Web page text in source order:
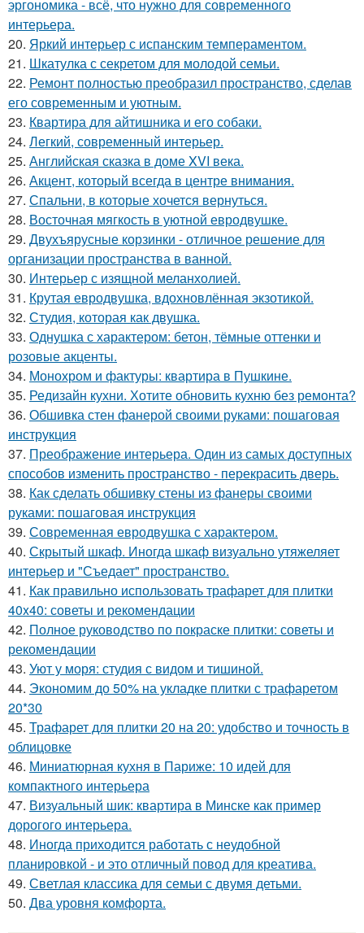
эргономика - всё, что нужно для современного
интерьера.
20. Яркий интерьер с испанским темпераментом.
21. Шкатулка с секретом для молодой семьи.
22. Ремонт полностью преобразил пространство, сделав
его современным и уютным.
23. Квартира для айтишника и его собаки.
24. Легкий, современный интерьер.
25. Английская сказка в доме XVI века.
26. Акцент, который всегда в центре внимания.
27. Спальни, в которые хочется вернуться.
28. Восточная мягкость в уютной евродвушке.
29. Двухъярусные корзинки - отличное решение для
организации пространства в ванной.
30. Интерьер с изящной меланхолией.
31. Крутая евродвушка, вдохновлённая экзотикой.
32. Студия, которая как двушка.
33. Однушка с характером: бетон, тёмные оттенки и
розовые акценты.
34. Монохром и фактуры: квартира в Пушкине.
35. Редизайн кухни. Хотите обновить кухню без ремонта?
36. Обшивка стен фанерой своими руками: пошаговая
инструкция
37. Преображение интерьера. Один из самых доступных
способов изменить пространство - перекрасить дверь.
38. Как сделать обшивку стены из фанеры своими
руками: пошаговая инструкция
39. Современная евродвушка с характером.
40. Скрытый шкаф. Иногда шкаф визуально утяжеляет
интерьер и "Съедает" пространство.
41. Как правильно использовать трафарет для плитки
40x40: советы и рекомендации
42. Полное руководство по покраске плитки: советы и
рекомендации
43. Уют у моря: студия с видом и тишиной.
44. Экономим до 50% на укладке плитки с трафаретом
20*30
45. Трафарет для плитки 20 на 20: удобство и точность в
облицовке
46. Миниатюрная кухня в Париже: 10 идей для
компактного интерьера
47. Визуальный шик: квартира в Минске как пример
дорогого интерьера.
48. Иногда приходится работать с неудобной
планировкой - и это отличный повод для креатива.
49. Светлая классика для семьи с двумя детьми.
50. Два уровня комфорта.